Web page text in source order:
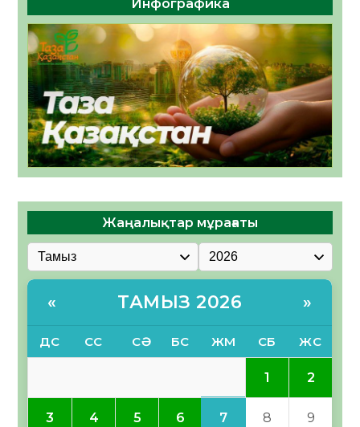
Инфографика
Жаңалықтар мұрағаты
« ТАМЫЗ 2026 »
ДС СС СӘ БС ЖМ СБ ЖС
1 2
3 4 5 6 7 8 9